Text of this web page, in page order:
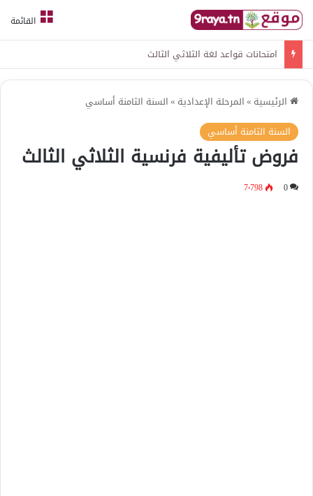
القائمة
امتحانات قواعد لغة الثلاثي الثالث
الرئيسية »المرحلة الإعدادية »السنة الثامنة أساسي
السنة الثامنة أساسي
فروض تأليفية فرنسية الثلاثي الثالث
0 7٬798